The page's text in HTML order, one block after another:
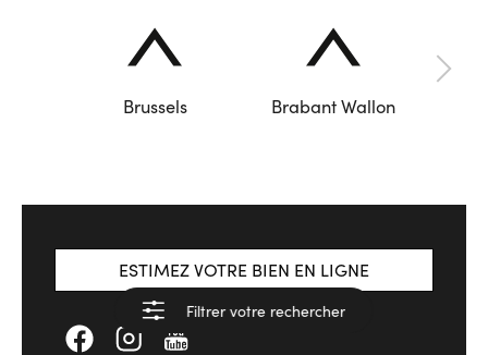
Filtrer votre rechercher
Brussels Brabant Wallon
ESTIMEZ VOTRE BIEN EN LIGNE